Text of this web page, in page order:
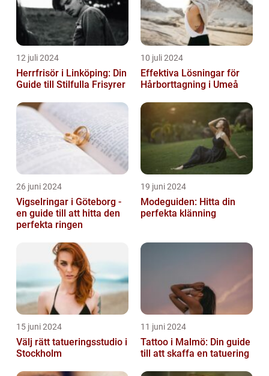
12 juli 2024
Herrfrisör i Linköping: Din
Guide till Stilfulla Frisyrer
10 juli 2024
Effektiva Lösningar för
Hårborttagning i Umeå
26 juni 2024
Vigselringar i Göteborg -
en guide till att hitta den
perfekta ringen
19 juni 2024
Modeguiden: Hitta din
perfekta klänning
15 juni 2024
Välj rätt tatueringsstudio i
Stockholm
11 juni 2024
Tattoo i Malmö: Din guide
till att skaffa en tatuering